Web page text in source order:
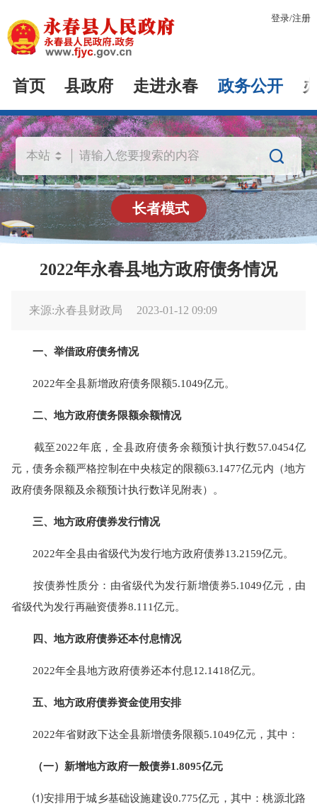
登录/注册
首页 县政府 走进永春 政务公开

长者模式
2022年永春县地方政府债务情况
来源:永春县财政局 2023-01-12 09:09
一、举借政府债务情况
2022年全县新增政府债务限额5.1049亿元。
二、地方政府债务限额余额情况
截至2022年底，全县政府债务余额预计执行数57.0454亿
元，债务余额严格控制在中央核定的限额63.1477亿元内（地方
政府债务限额及余额预计执行数详见附表）。
三、地方政府债券发行情况
2022年全县由省级代为发行地方政府债券13.2159亿元。
按债券性质分：由省级代为发行新增债券5.1049亿元，由
省级代为发行再融资债券8.111亿元。
四、地方政府债券还本付息情况
2022年全县地方政府债券还本付息12.1418亿元。
五、地方政府债券资金使用安排
2022年省财政下达全县新增债务限额5.1049亿元，其中：
（一）新增地方政府一般债券1.8095亿元
⑴安排用于城乡基础设施建设0.775亿元，其中：桃源北路